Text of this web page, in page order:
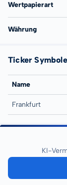
Wertpapierart
Währung
Ticker Symbole
Name
Frankfurt
KI-